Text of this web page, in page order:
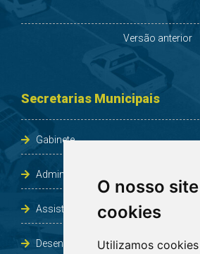
O nosso
cookies
Utilizamos
Versão anterior
Secretarias Municipais
Gabinete
Administração e Planejamento
Assistência Social e Habitação
Desenvolvimento e Obras